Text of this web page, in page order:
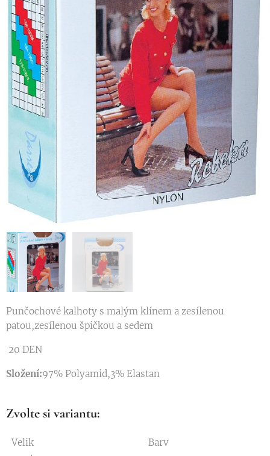
Punčochové kalhoty s malým klínem a zesílenou
patou,zesílenou špičkou a sedem
20 DEN
Složení:97% Polyamid,3% Elastan
Zvolte si variantu:
Velik
Barv